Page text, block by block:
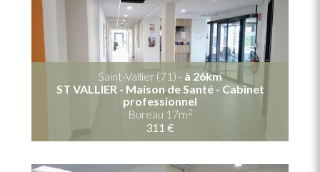
Saint-Vallier (71) - à 26km
ST VALLIER - Maison de Santé - Cabinet
professionnel
Bureau 17m2
311 €